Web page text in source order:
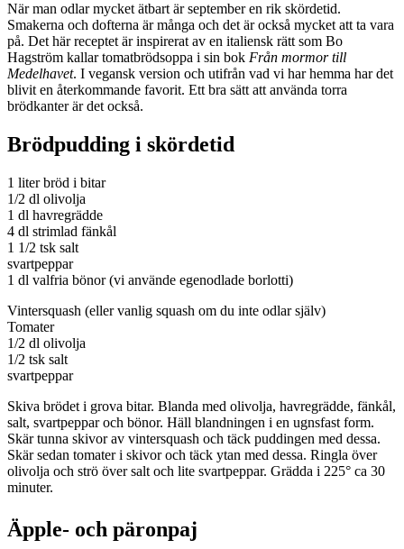
När man odlar mycket ätbart är september en rik skördetid.
Smakerna och dofterna är många och det är också mycket att ta vara
på. Det här receptet är inspirerat av en italiensk rätt som Bo
Hagström kallar tomatbrödsoppa i sin bok Från mormor till
Medelhavet. I vegansk version och utifrån vad vi har hemma har det
blivit en återkommande favorit. Ett bra sätt att använda torra
brödkanter är det också.
Brödpudding i skördetid
1 liter bröd i bitar
1/2 dl olivolja
1 dl havregrädde
4 dl strimlad fänkål
1 1/2 tsk salt
svartpeppar
1 dl valfria bönor (vi använde egenodlade borlotti)
Vintersquash (eller vanlig squash om du inte odlar själv)
Tomater
1/2 dl olivolja
1/2 tsk salt
svartpeppar
Skiva brödet i grova bitar. Blanda med olivolja, havregrädde, fänkål,
salt, svartpeppar och bönor. Häll blandningen i en ugnsfast form.
Skär tunna skivor av vintersquash och täck puddingen med dessa.
Skär sedan tomater i skivor och täck ytan med dessa. Ringla över
olivolja och strö över salt och lite svartpeppar. Grädda i 225° ca 30
minuter.
Äpple- och päronpaj